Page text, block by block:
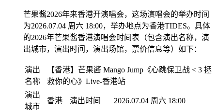
芒果酱2026年来香港开演唱会，这场演唱会的举办时间
为2026.07.04 周六 18:00，举办地点为香港TIDES。具体
的2026年芒果酱香港演唱会时间表（包含演出名称，演
出城市，演出时间，演出场馆，票价信息等）如下：
演出
名称
【香港】芒果酱 Mango Jump《心跳保卫战 < 3 拯
救你的心》Live-香港站
演出
城市
香港 演出时间 2026.07.04 周六 18:00